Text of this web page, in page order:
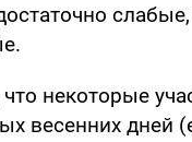
некоторые
весенних дней